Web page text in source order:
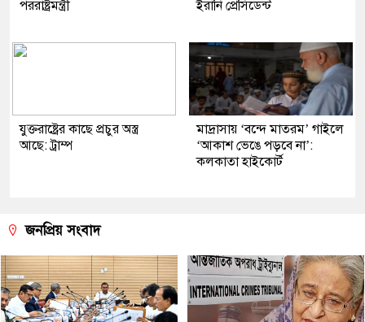
পররাষ্ট্রমন্ত্রী ইরানি প্রেসিডেন্ট
যুক্তরাষ্ট্রের কাছে প্রচুর অস্ত্র
আছে: ট্রাম্প
মাদ্রাসায় ‘বন্দে মাতরম’ গাইলে
‘আকাশ ভেঙে পড়বে না’:
কলকাতা হাইকোর্ট
জনপ্রিয় সংবাদ